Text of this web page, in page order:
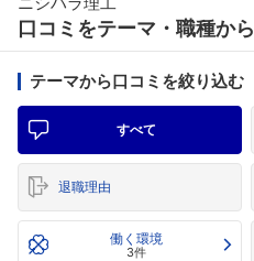
口コミをテーマ・職種か
テーマから口コミを絞り込む
すべて
退職理由
働く環境
3件